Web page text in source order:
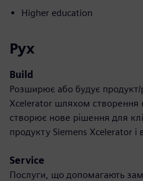
Higher education
Рух
Build
Розширює або будує продукт/
Xcelerator шляхом створення
створює нове рішення для
продукту Siemens Xcelerator і
Service
Послуги, що допомагають